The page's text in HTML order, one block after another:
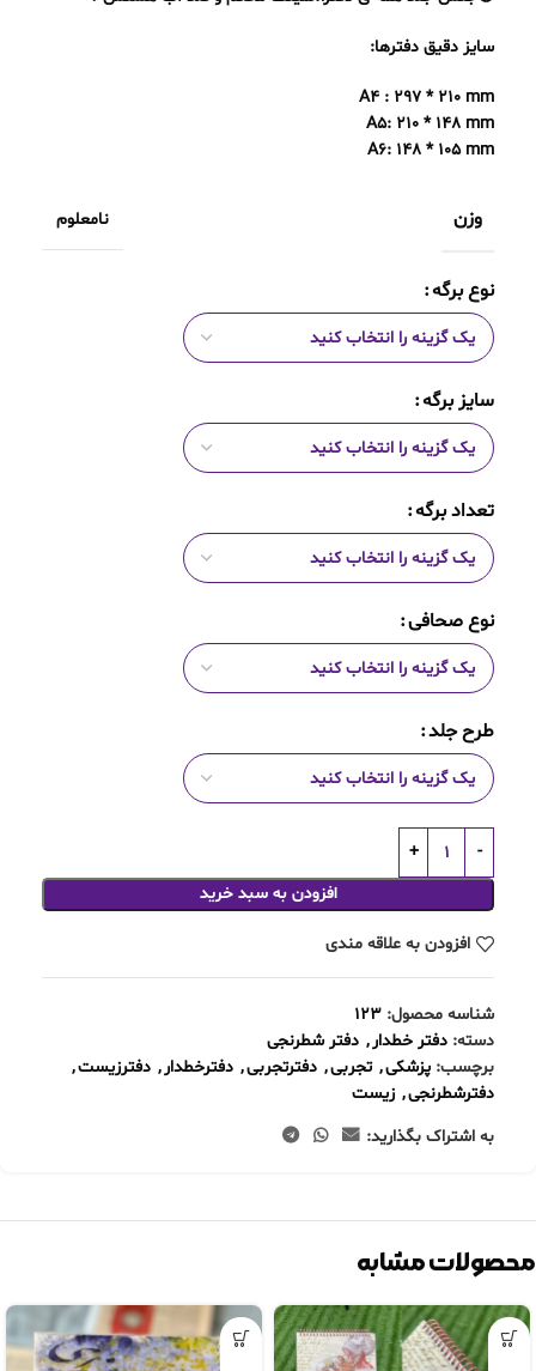
سایز دقیق دفترها:
A4 : 297 * 210 mm
A5: 210 * 148 mm
A6: 148 * 105 mm
وزن نامعلوم
نوع برگه
سایز برگه
تعداد برگه
نوع صحافی
طرح جلد
افزودن به سبد خرید
افزودن به علاقه مندی
شناسه محصول: 123
دسته: دفتر خطدار, دفتر شطرنجی
برچسب: پزشکی, تجربی, دفترتجربی, دفترخطدار, دفترزیست,
دفترشطرنجی, زیست
به اشتراک بگذارید:
محصولات مشابه